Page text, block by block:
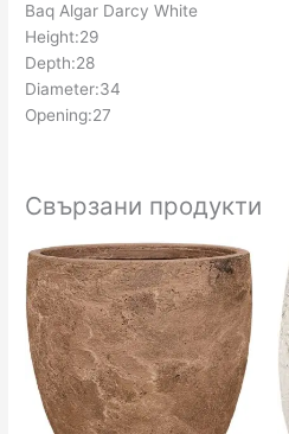
Baq Algar Darcy White
Height:29
Depth:28
Diameter:34
Opening:27
Свързани продукти